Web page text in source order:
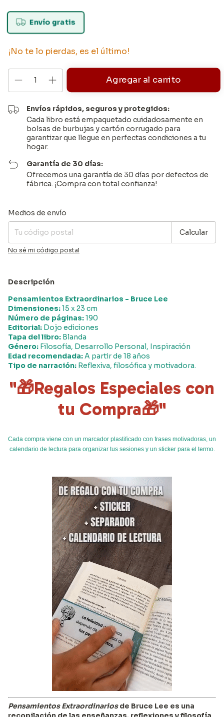
Envío gratis
¡No te lo pierdas, es el último!
Envíos rápidos, seguros y protegidos:
Cada libro está empaquetado cuidadosamente en
bolsas de burbujas y cartón corrugado para
garantizar que llegue en perfectas condiciones a tu
hogar.
Garantía de 30 días:
Ofrecemos una garantía de 30 días por defectos de
fábrica. ¡Compra con total confianza!
Entregas para el CP:
Medios de envío
Calcular
No sé mi código postal
Descripción
Pensamientos Extraordinarios - Bruce Lee
Dimensiones:15 x 23 cm
Número de páginas:190
Editorial: Dojo ediciones
Tapa del libro: Blanda
Género: Filosofía, Desarrollo Personal, Inspiración
Edad recomendada:A partir de 18 años
Tipo de narración: Reflexiva, filosófica y motivadora.
"🎁Regalos Especiales con
tu Compra🎁"
Cada compra viene con un marcador plastificado con frases motivadoras, un
calendario de lectura para organizar tus sesiones y un sticker para el termo.
Pensamientos Extraordinariosde Bruce Lee es una